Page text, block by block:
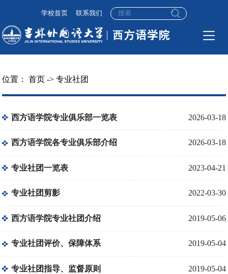
学校首页 联系我们
位置：首页 ->专业社团
2026-03-18
西方语学院专业俱乐部一览表
2026-03-18
西方语学院各专业俱乐部介绍
2023-04-21
专业社团一览表
2022-03-30
专业社团剪影
2019-05-06
西方语学院专业社团介绍
2019-05-04
专业社团评价、保障体系
2019-05-04
专业社团指导、监督原则